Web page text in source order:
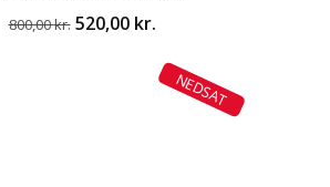
800,00kr. Den
520,00 kr.Den
pris
er:
520,00 kr..
NEDSAT